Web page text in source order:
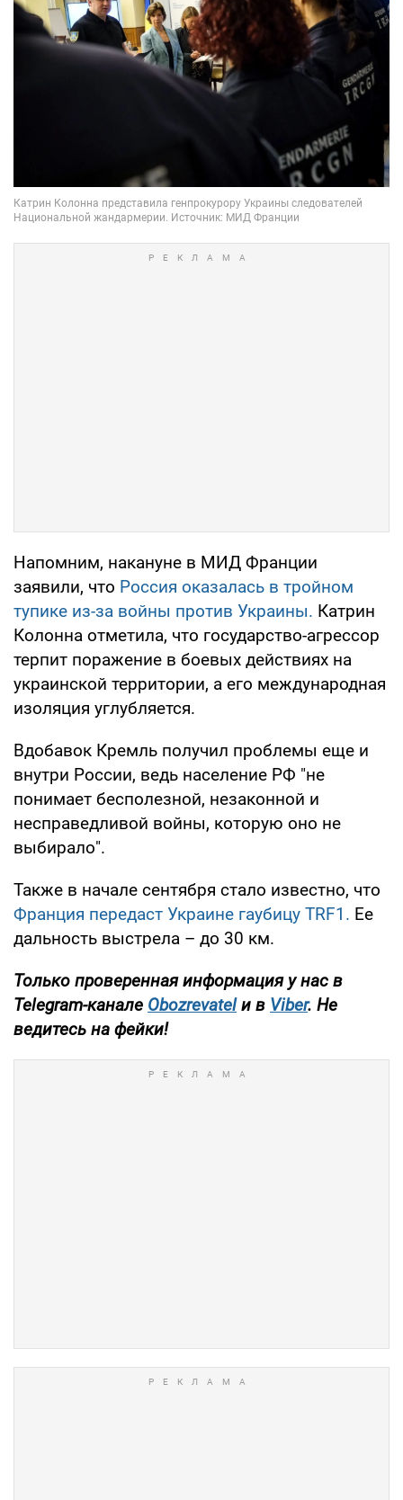
Напомним, накануне в МИД Франции
заявили, что Россия оказалась в тройном
тупике из-за войны против Украины. Катрин
Колонна отметила, что государство-агрессор
терпит поражение в боевых действиях на
украинской территории, а его международная
изоляция углубляется.
Вдобавок Кремль получил проблемы еще и
внутри России, ведь население РФ "не
понимает бесполезной, незаконной и
несправедливой войны, которую оно не
выбирало".
Также в начале сентября стало известно, что
Франция передаст Украине гаубицу TRF1. Ее
дальность выстрела – до 30 км.
Только проверенная информация у нас в
Telegram-канале Obozrevatel и в Viber. Не
ведитесь на фейки!